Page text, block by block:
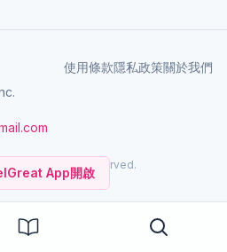
App開啟
使用條款隱私政策關於我們
Inc. All rights reserved.